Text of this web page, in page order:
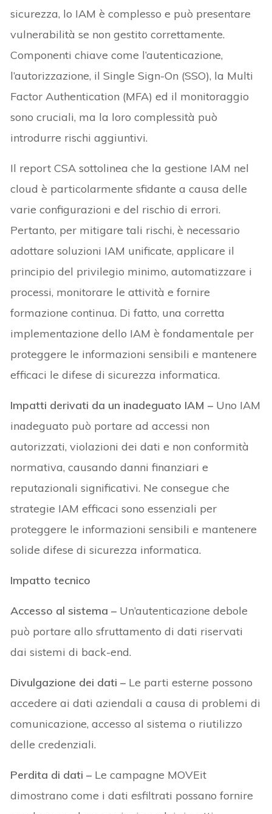
sicurezza, lo IAM è complesso e può presentare
vulnerabilità se non gestito correttamente.
Componenti chiave come l’autenticazione,
l’autorizzazione, il Single Sign-On (SSO), la Multi
Factor Authentication (MFA) ed il monitoraggio
sono cruciali, ma la loro complessità può
introdurre rischi aggiuntivi.
Il report CSA sottolinea che la gestione IAM nel
cloud è particolarmente sfidante a causa delle
varie configurazioni e del rischio di errori.
Pertanto, per mitigare tali rischi, è necessario
adottare soluzioni IAM unificate, applicare il
principio del privilegio minimo, automatizzare i
processi, monitorare le attività e fornire
formazione continua. Di fatto, una corretta
implementazione dello IAM è fondamentale per
proteggere le informazioni sensibili e mantenere
efficaci le difese di sicurezza informatica.
Impatti derivati da un inadeguato IAM – Uno IAM
inadeguato può portare ad accessi non
autorizzati, violazioni dei dati e non conformità
normativa, causando danni finanziari e
reputazionali significativi. Ne consegue che
strategie IAM efficaci sono essenziali per
proteggere le informazioni sensibili e mantenere
solide difese di sicurezza informatica.
Impatto tecnico
Accesso al sistema – Un’autenticazione debole
può portare allo sfruttamento di dati riservati
dai sistemi di back-end.
Divulgazione dei dati – Le parti esterne possono
accedere ai dati aziendali a causa di problemi di
comunicazione, accesso al sistema o riutilizzo
delle credenziali.
Perdita di dati – Le campagne MOVEit
dimostrano come i dati esfiltrati possano fornire